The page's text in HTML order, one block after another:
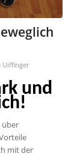
Uiffinger
und
über
mit der